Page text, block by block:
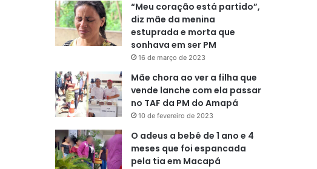
“Meu coração está partido”,
diz mãe da menina
estuprada e morta que
sonhava em ser PM
16 de março de 2023
Mãe chora ao ver a filha que
vende lanche com ela passar
no TAF da PM do Amapá
10 de fevereiro de 2023
O adeus a bebê de 1 ano e 4
meses que foi espancada
pela tia em Macapá